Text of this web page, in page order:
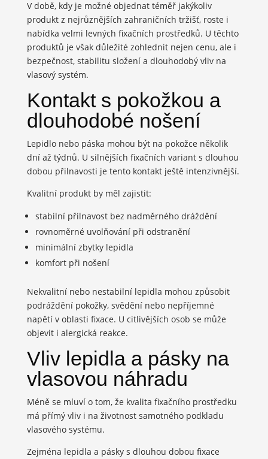
V době, kdy je možné objednat téměř jakýkoliv
produkt z nejrůznějších zahraničních tržišť, roste i
nabídka velmi levných fixačních prostředků. U těchto
produktů je však důležité zohlednit nejen cenu, ale i
bezpečnost, stabilitu složení a dlouhodobý vliv na
vlasový systém.
Kontakt s pokožkou a
dlouhodobé nošení
Lepidlo nebo páska mohou být na pokožce několik
dní až týdnů. U silnějších fixačních variant s dlouhou
dobou přilnavosti je tento kontakt ještě intenzivnější.
Kvalitní produkt by měl zajistit:
stabilní přilnavost bez nadměrného dráždění
rovnoměrné uvolňování při odstranění
minimální zbytky lepidla
komfort při nošení
Nekvalitní nebo nestabilní lepidla mohou způsobit
podráždění pokožky, svědění nebo nepříjemné
napětí v oblasti fixace. U citlivějších osob se může
objevit i alergická reakce.
Vliv lepidla a pásky na
vlasovou náhradu
Méně se mluví o tom, že kvalita fixačního prostředku
má přímý vliv i na životnost samotného podkladu
vlasového systému.
Zejména lepidla a pásky s dlouhou dobou fixace